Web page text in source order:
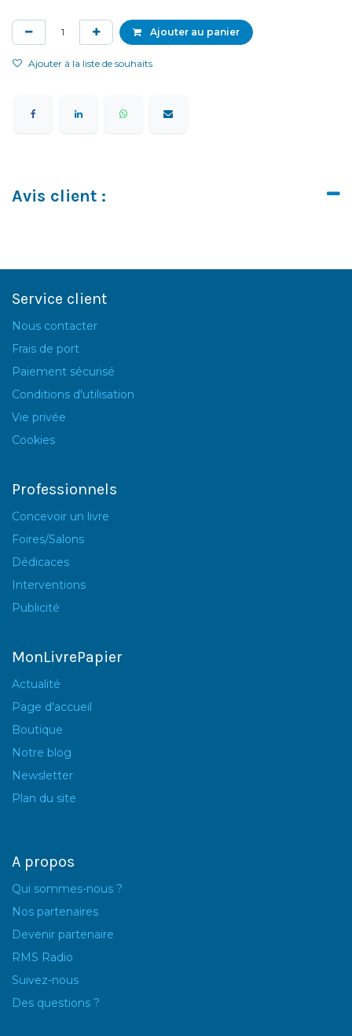
Ajouter au panier
Ajouter à la liste de souhaits
Avis client :
Service client
Nous contacter
Frais de port
Paiement sécurisé
Conditions d'utilisation
Vie privée
Cookies
Professionnels
Concevoir un livre
Foires/Salons
Dédicaces
Interventions
Publicité
MonLivrePapier
Actualité
Page d'accueil
Boutique
Notre blog
Newsletter
Plan du site
A propos
Qui sommes-nous ?
Nos partenaires
Devenir partenaire
RMS Radio
Suivez-nous
Des questions ?